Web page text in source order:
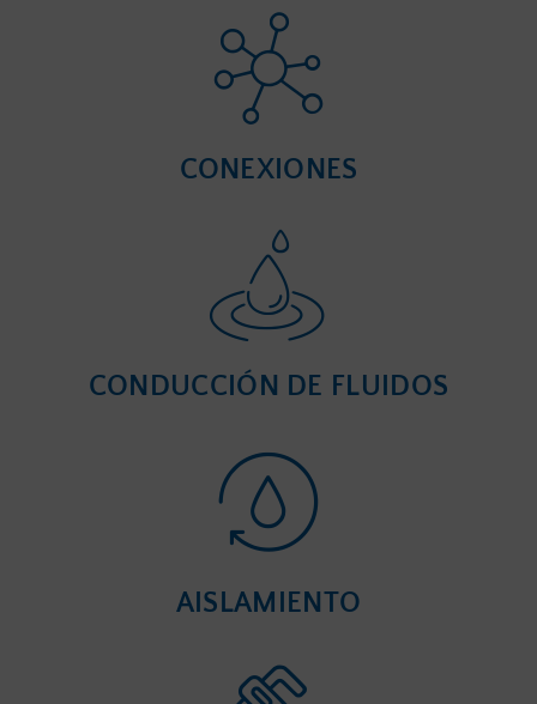
CONEXIONES
CONDUCCIÓN DE FLUIDOS
AISLAMIENTO